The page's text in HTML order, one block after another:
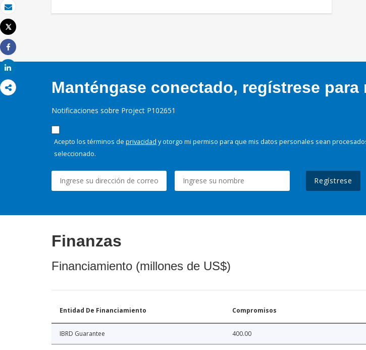
Correo electrónico
Imprimir
Tweet
Share
Manténgase conectado, regístrese para
Notificaciones sobre Project P102651
Acepto los términos de privacidad y otorgo mi permiso para que mis datos personales sean
seleccionado.
Regístrese
Finanzas
Financiamiento (millones de US$)
Entidad De Financiamiento Compromisos
IBRD Guarantee 400.00